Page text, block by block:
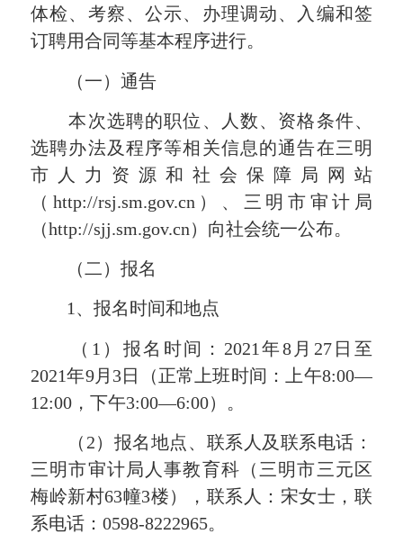
体检、考察、公示、办理调动、入编和签
订聘用合同等基本程序进行。
（一）通告
本次选聘的职位、人数、资格条件、
选聘办法及程序等相关信息的通告在三明
市人力资源和社会保障局网站
（http://rsj.sm.gov.cn）、三明市审计局
（http://sjj.sm.gov.cn）向社会统一公布。
（二）报名
1、报名时间和地点
（1）报名时间：2021年8月27日至
2021年9月3日（正常上班时间：上午8:00—
12:00，下午3:00—6:00）。
（2）报名地点、联系人及联系电话：
三明市审计局人事教育科（三明市三元区
梅岭新村63幢3楼），联系人：宋女士，联
系电话：0598-8222965。